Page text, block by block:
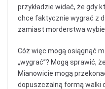
przykładzie widać, że gdy
chce faktycznie wygrać z
zamiast morderstwa
Cóż więc mogą osiągnąć
„wygrać”? Mogą sprawić,
Mianowicie mogą
dopuszczalną formą walki